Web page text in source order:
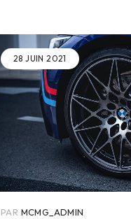
28 JUIN 2021
PAR MCMG_ADMIN